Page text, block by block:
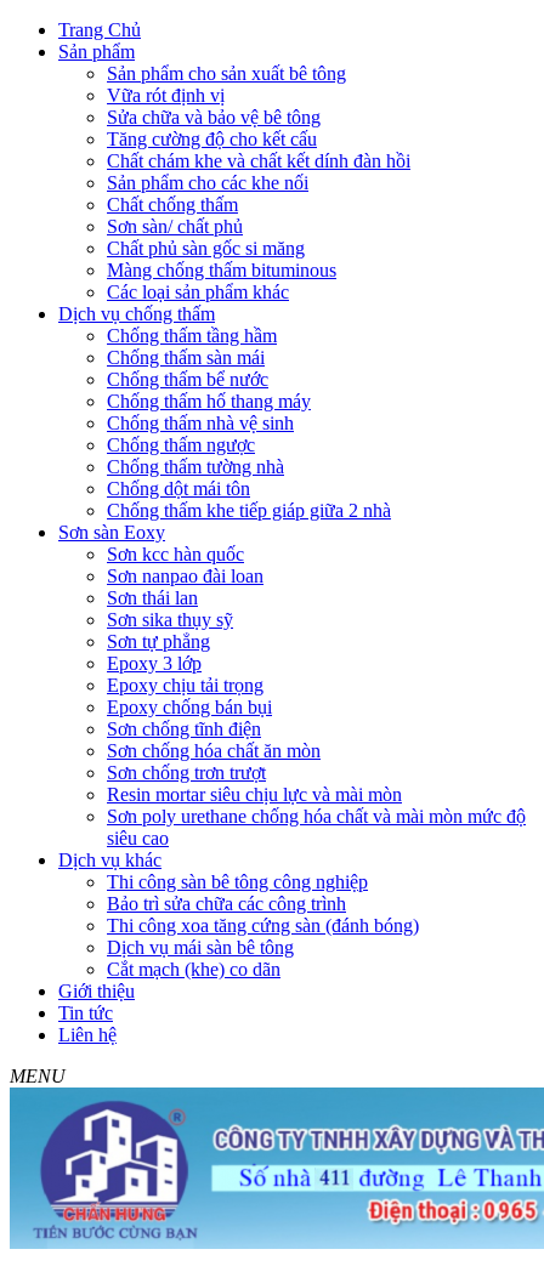
Trang Chủ
Sản phẩm
Sản phẩm cho sản xuất bê tông
Vữa rót định vị
Sửa chữa và bảo vệ bê tông
Tăng cường độ cho kết cấu
Chất chám khe và chất kết dính đàn hồi
Sản phẩm cho các khe nối
Chất chống thấm
Sơn sàn/ chất phủ
Chất phủ sàn gốc si măng
Màng chống thấm bituminous
Các loại sản phẩm khác
Dịch vụ chống thấm
Chống thấm tầng hầm
Chống thấm sàn mái
Chống thấm bể nước
Chống thấm hố thang máy
Chống thấm nhà vệ sinh
Chống thấm ngược
Chống thấm tường nhà
Chống dột mái tôn
Chống thấm khe tiếp giáp giữa 2 nhà
Sơn sàn Eoxy
Sơn kcc hàn quốc
Sơn nanpao đài loan
Sơn thái lan
Sơn sika thụy sỹ
Sơn tự phẳng
Epoxy 3 lớp
Epoxy chịu tải trọng
Epoxy chống bán bụi
Sơn chống tĩnh điện
Sơn chống hóa chất ăn mòn
Sơn chống trơn trượt
Resin mortar siêu chịu lực và mài mòn
Sơn poly urethane chống hóa chất và mài mòn mức độ
siêu cao
Dịch vụ khác
Thi công sàn bê tông công nghiệp
Bảo trì sửa chữa các công trình
Thi công xoa tăng cứng sàn (đánh bóng)
Dịch vụ mái sàn bê tông
Cắt mạch (khe) co dãn
Giới thiệu
Tin tức
Liên hệ
MENU